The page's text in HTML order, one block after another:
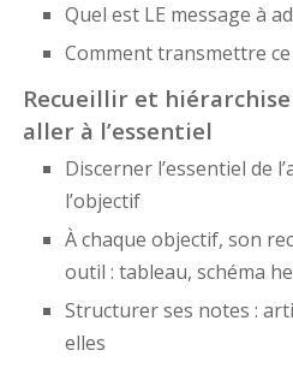
Quel est LE message à
Comment transmettre ce
Recueillir et
aller à l’essentiel
Discerner l’essentiel de
l’objectif
À chaque objectif, son
outil : tableau, schéma
Structurer ses notes :
elles